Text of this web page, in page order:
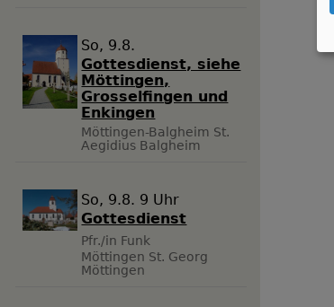
So, 9.8.
Gottesdienst, siehe
Möttingen,
Grosselfingen und
Enkingen
Möttingen-Balgheim St.
Aegidius Balgheim
So, 9.8. 9 Uhr
Gottesdienst
Pfr./in Funk
Möttingen St. Georg
Möttingen